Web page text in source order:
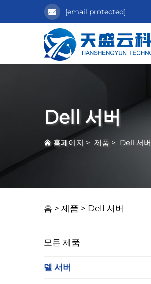
[email protected]
Dell 서버
홈페이지 > 제품 > Dell 서버
홈 > 제품 > Dell 서버
모든 제품
델 서버